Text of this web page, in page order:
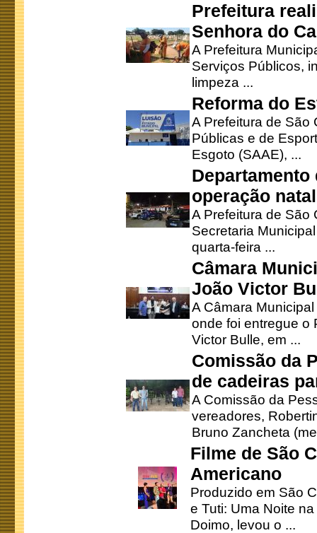
Prefeitura
Senhora do
A Prefeitura
Serviços Públicos,
limpeza ...
Reforma do
A Prefeitura de São
Públicas e de
Esgoto (SAAE), ...
operação
A Prefeitura de São
Secretaria
quarta-feira ...
Câmara
João Victor
A Câmara
onde foi entregue o
Victor Bulle, em ...
Comissão da
de cadeiras
A Comissão da
vereadores,
Bruno Zancheta
Filme de São
Americano
Produzido em São
e Tuti: Uma Noite
Doimo, levou o ...